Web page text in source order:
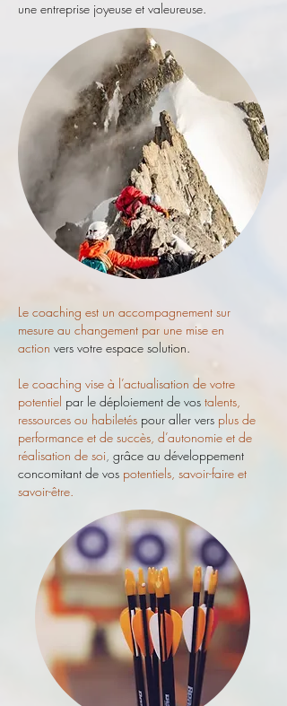
une entreprise joyeuse et valeureuse.
Le coaching est un accompagnement sur
mesure au changement par une mise en
action vers votre espace solution.
Le coaching vise à l’actualisation de votre
potentiel par le déploiement de vos talents,
ressources ou habiletés pour aller vers plus de
performance et de succès, d’autonomie et de
réalisation de soi grâce au développement
concomitant de vos potentiels, savoir-faire et
savoir-être.